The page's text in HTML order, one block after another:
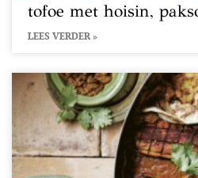
tofoe met hoisin,
LEES VERDER »